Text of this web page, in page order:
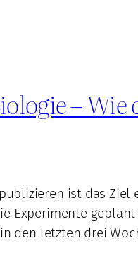
–
ist das Ziel
Experimente
den letzten drei